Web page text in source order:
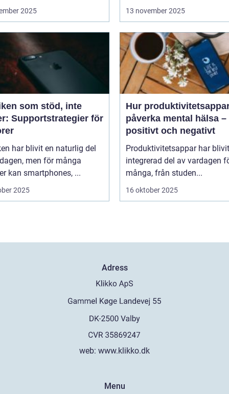
2025 13 november 2025
som stöd, inte
Supportstrategier för
har blivit en naturlig del
men för många
kan smartphones, ...
2025
Hur
påverka mental hälsa –
positivt och negativt
Produktivitetsappar har
integrerad del av vardagen
många, från studen...
16 oktober 2025
Adress
web: www.klikko.dk
Menu